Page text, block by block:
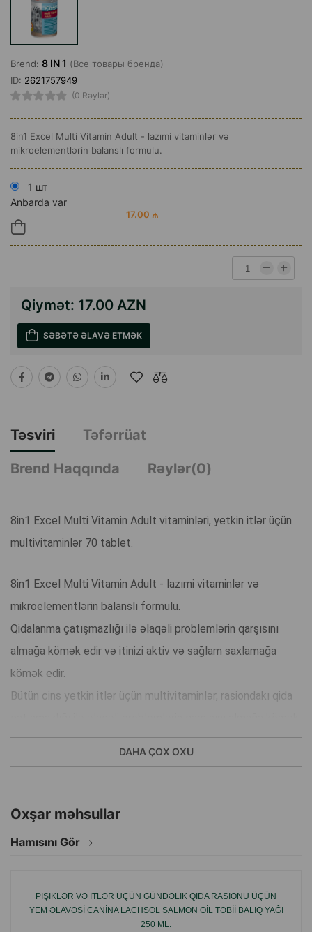
Brend: 8 IN 1 (Все товары бренда)
ID: 2621757949
(0 Rəylər)
8in1 Excel Multi Vitamin Adult - lazımi vitaminlər və
mikroelementlərin balanslı formulu.
1 шт
Anbarda var
17.00 ₼
Qiymət: 17.00 AZN
SƏBƏTƏ ƏLAVƏ ETMƏK
Təsviri
Təfərrüat
Brend Haqqında
Rəylər(0)
8in1 Excel Multi Vitamin Adult vitaminləri, yetkin itlər üçün
multivitaminlər 70 tablet.
8in1 Excel Multi Vitamin Adult - lazımi vitaminlər və
mikroelementlərin balanslı formulu.
Qidalanma çatışmazlığı ilə əlaqəli problemlərin qarşısını
almağa kömək edir və itinizi aktiv və sağlam saxlamağa
kömək edir.
Bütün cins yetkin itlər üçün multivitaminlər, rasiondakı qida
edir.
DAHA ÇOX OXU
Oxşar məhsullar
Hamısını Gör
PIŞIKLƏR VƏ ITLƏR ÜÇÜN GÜNDƏLIK QIDA RASIONU ÜÇÜN
YEM ƏLAVƏSI CANINA LACHSOL SALMON OIL TƏBII BALIQ YAĞI
250 ML.